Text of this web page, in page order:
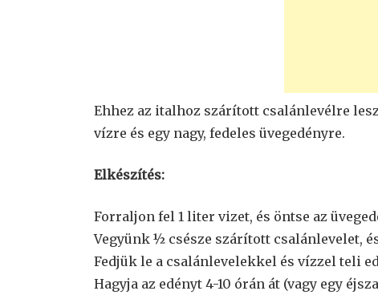
Ehhez az italhoz szárított csalánlevélre
vízre és egy nagy, fedeles üvegedényre.
Elkészítés:
Forraljon fel 1 liter vizet, és öntse az
Vegyünk ½ csésze szárított csalánlevelet,
Fedjük le a csalánlevelekkel és vízzel teli
Hagyja az edényt 4-10 órán át (vagy egy